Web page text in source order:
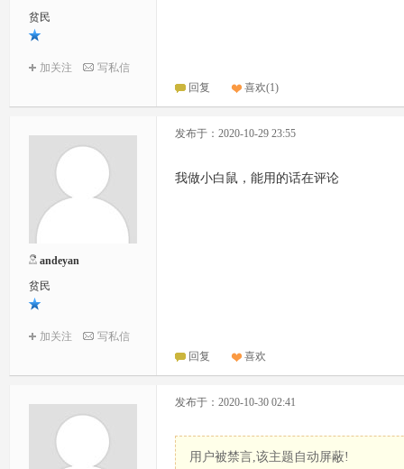
贫民
加关注 写私信
回复 喜欢(1)
andeyan
贫民
加关注 写私信
发布于：2020-10-29 23:55
我做小白鼠，能用的话在评论
回复 喜欢
发布于：2020-10-30 02:41
用户被禁言,该主题自动屏蔽!